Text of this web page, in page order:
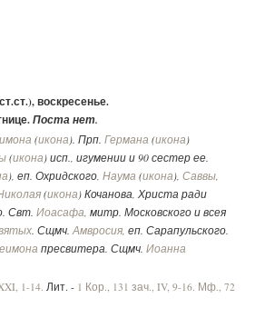
воскресенье.
Поста нет.
(икона). Прп.Германа (икона)
(икона) исп., игумении и 90 сестер ее.
), еп. Охридского,Наума (икона),Саввы,
(икона) Кочанова, Христа ради
Свт.Иоасафа, митр. Московского и всея
. Сщмч.Амвросия, еп. Сарапульского.
пресвитера. Сщмч.Иоанна
1-14. Лит. - 1 Кор., 131 зач., IV, 9-16. Мф., 72